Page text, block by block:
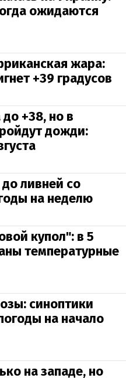
ожидаются
жара:
+39 градусов
+38, но в
дожди:
ливней со
на неделю
купол": в 5
температурные
синоптики
на начало
на западе, но